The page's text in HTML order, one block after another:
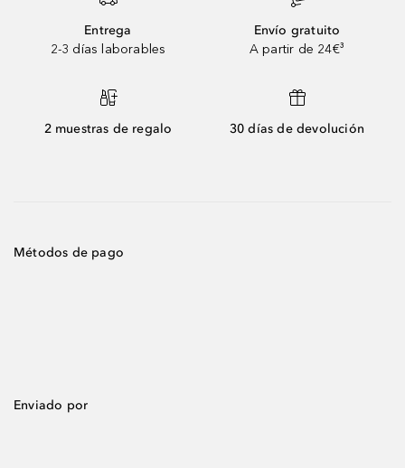
Entrega
2-3 días laborables
Envío gratuito
A partir de 24€³
2 muestras de regalo 30 días de devolución
Métodos de pago
Enviado por